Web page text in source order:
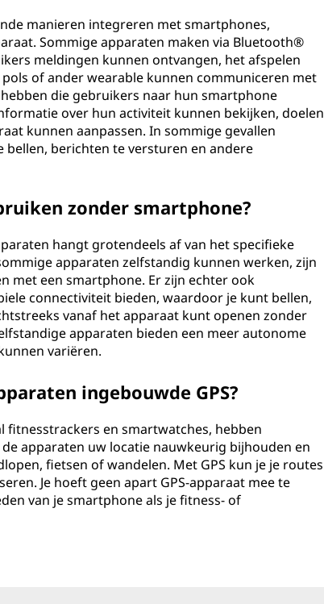
manieren integreren met smartphones,
Sommige apparaten maken via Bluetooth®
meldingen kunnen ontvangen, het afspelen
of ander wearable kunnen communiceren met
die gebruikers naar hun smartphone
over hun activiteit kunnen bekijken, doelen
kunnen aanpassen. In sommige gevallen
berichten te versturen en andere
zonder smartphone?
hangt grotendeels af van het specifieke
apparaten zelfstandig kunnen werken, zijn
met een smartphone. Er zijn echter ook
connectiviteit bieden, waardoor je kunt bellen,
vanaf het apparaat kunt openen zonder
apparaten bieden een meer autonome
variëren.
ingebouwde GPS?
fitnesstrackers en smartwatches, hebben
apparaten uw locatie nauwkeurig bijhouden en
fietsen of wandelen. Met GPS kun je je routes
Je hoeft geen apart GPS-apparaat mee te
van je smartphone als je fitness- of